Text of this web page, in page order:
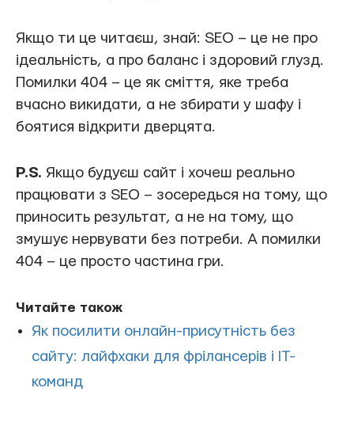
Якщо ти це читаєш, знай: SEO – це не про
ідеальність, а про баланс і здоровий глузд.
Помилки 404 – це як сміття, яке треба
вчасно викидати, а не збирати у шафу і
боятися відкрити дверцята.
P.S. Якщо будуєш сайт і хочеш реально
працювати з SEO – зосередься на тому, що
приносить результат, а не на тому, що
змушує нервувати без потреби. А помилки
404 – це просто частина гри.
Читайте також
Як посилити онлайн-присутність без
сайту: лайфхаки для фрілансерів і ІТ-
команд